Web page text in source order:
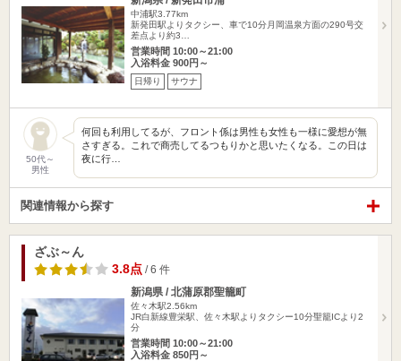
中浦駅3.77km
新発田駅よりタクシー、車で10分月岡温泉方面の290号交
差点より約3…
営業時間 10:00～21:00
入浴料金 900円～
日帰り サウナ
50代～
男性
何回も利用してるが、フロント係は男性も女性も一様に愛想が無
さすぎる。これで商売してるつもりかと思いたくなる。この日は
夜に行…
関連情報から探す
ざぶ～ん
3.8点 / 6 件
新潟県 / 北蒲原郡聖籠町
佐々木駅2.56km
JR白新線豊栄駅、佐々木駅よりタクシー10分聖籠ICより2
分
営業時間 10:00～21:00
入浴料金 850円～